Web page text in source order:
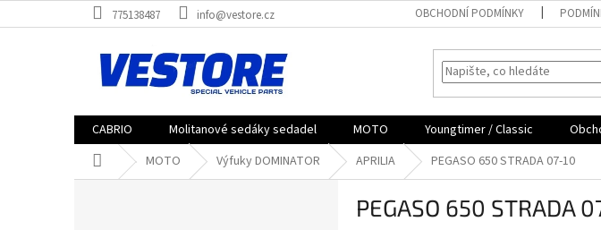
na
775138487 info@vestore.cz OBCHODNÍ PODMÍNKY
CABRIO Molitanové sedáky sedadel MOTO Youngtimer / Classic
Domů MOTO Výfuky DOMINATOR APRILIA PEGASO 650 STRADA 07-10
PEGASO 650 STRADA